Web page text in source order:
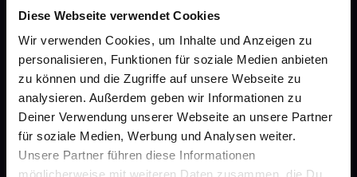
Diese Webseite verwendet Cookies
Wir verwenden Cookies, um Inhalte und Anzeigen zu
personalisieren, Funktionen für soziale Medien anbieten
zu können und die Zugriffe auf unsere Webseite zu
analysieren. Außerdem geben wir Informationen zu
Deiner Verwendung unserer Webseite an unsere Partner
für soziale Medien, Werbung und Analysen weiter.
Unsere Partner führen diese Informationen
Über uns
Karriere